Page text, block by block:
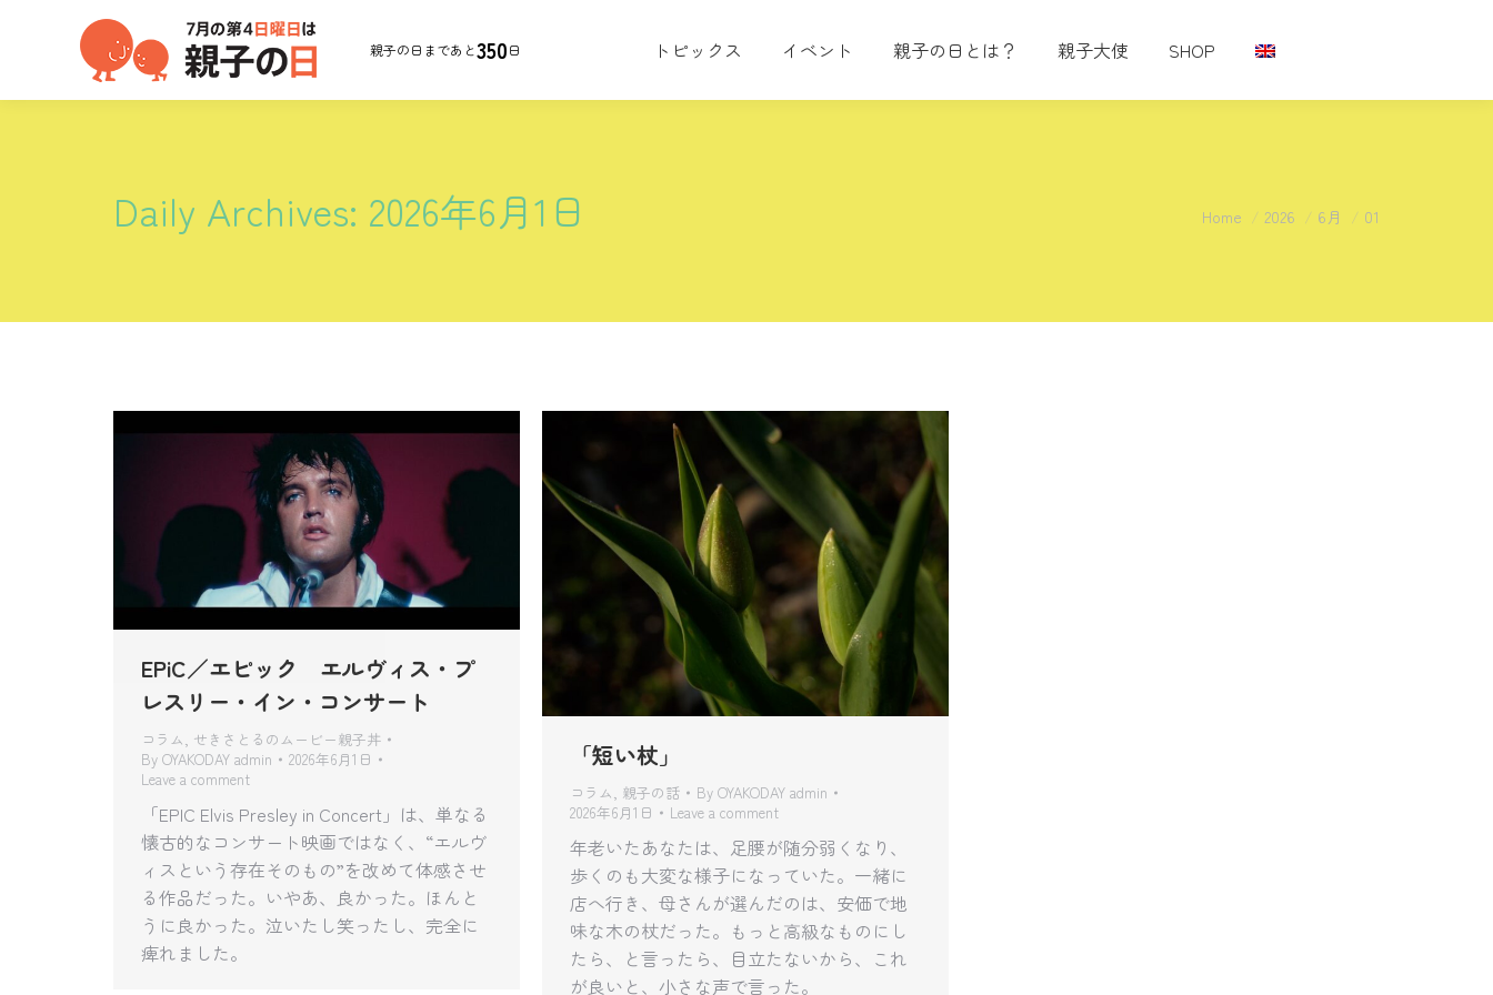
親子の日まであと350日 トピックス イベント 親子の日とは？ 親子大使 SHOP
Daily Archives: 2026年6月1日 You are here:
Home 2026 6月 01
EPiC／エピック エルヴィス・プ
レスリー・イン・コンサート
コラム せきさとるのムービー親子丼
By OYAKODAY admin
2026年6月1日
Leave a comment
「EPIC Elvis Presley in Concert」は、単なる
懐古的なコンサート映画ではなく、“エルヴ
ィスという存在そのもの”を改めて体感させ
る作品だった。いやあ、良かった。ほんと
うに良かった。泣いたし笑ったし、完全に
痺れました。
「短い杖」
コラム 親子の話 By OYAKODAY admin
2026年6月1日
Leave a comment
年老いたあなたは、足腰が随分弱くなり、
歩くのも大変な様子になっていた。一緒に
店へ行き、母さんが選んだのは、安価で地
味な木の杖だった。もっと高級なものにし
たら、と言ったら、目立たないから、これ
が良いと、小さな声で言った。